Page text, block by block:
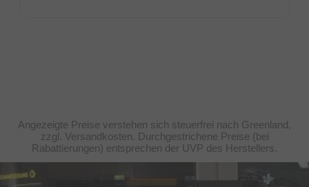
Angezeigte Preise verstehen sich steuerfrei nach Greenland,
zzgl. Versandkosten. Durchgestrichene Preise (bei
Rabattierungen) entsprechen der UVP des Herstellers.